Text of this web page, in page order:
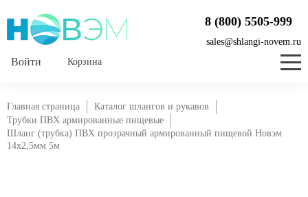
8 (800) 5505-999
sales@shlangi-novem.ru
Корзина
Главная страница
Каталог шлангов и рукавов
Трубки ПВХ армированные пищевые
Шланг (трубка) ПВХ прозрачный армированный пищевой Новэм
14х2,5мм 5м